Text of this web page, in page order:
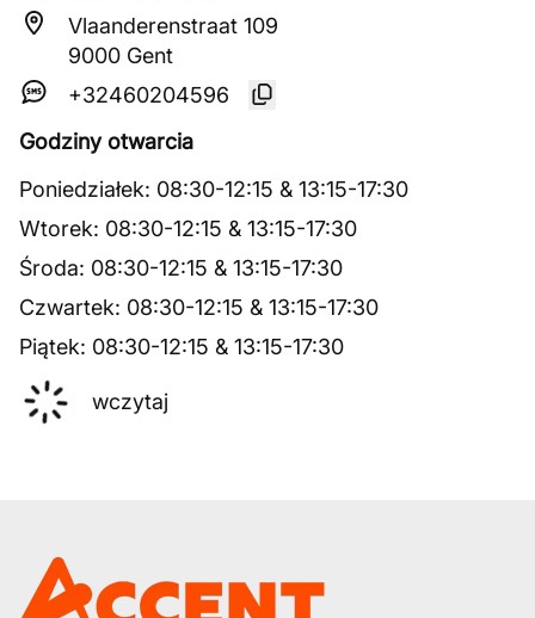
Vlaanderenstraat 109
9000 Gent
+32460204596
Godziny otwarcia
Poniedziałek: 08:30-12:15 & 13:15-17:30
Wtorek: 08:30-12:15 & 13:15-17:30
Środa: 08:30-12:15 & 13:15-17:30
Czwartek: 08:30-12:15 & 13:15-17:30
Piątek: 08:30-12:15 & 13:15-17:30
wczytaj